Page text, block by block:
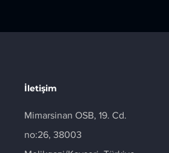
İletişim
Mimarsinan OSB, 19. Cd.
no:26, 38003